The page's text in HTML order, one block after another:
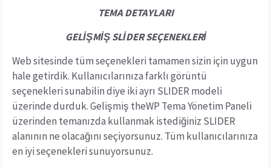
TEMA DETAYLARI
GELİŞMİŞ SLİDER SEÇENEKLERİ
Web sitesinde tüm seçenekleri tamamen sizin için uygun
hale getirdik. Kullanıcılarınıza farklı görüntü
seçenekleri sunabilin diye iki ayrı SLIDER modeli
üzerinde durduk. Gelişmiş theWP Tema Yönetim Paneli
üzerinden temanızda kullanmak istediğiniz SLIDER
alanının ne olacağını seçiyorsunuz. Tüm kullanıcılarınıza
en iyi seçenekleri sunuyorsunuz.